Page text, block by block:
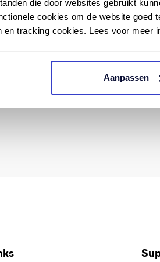
die door websites gebruikt
cookies om de website goed
en tracking cookies. Lees voor meer
Aanpassen
dealer. If you are